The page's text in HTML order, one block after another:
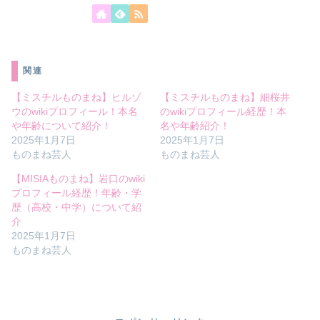
関連
【ミスチルものまね】ヒルゾ
ウのwikiプロフィール！本名
や年齢について紹介！
2025年1月7日
ものまね芸人
【ミスチルものまね】細桜井
のwikiプロフィール経歴！本
名や年齢紹介！
2025年1月7日
ものまね芸人
【MISIAものまね】岩口のwiki
プロフィール経歴！年齢・学
歴（高校・中学）について紹
介
2025年1月7日
ものまね芸人